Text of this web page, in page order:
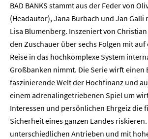
BAD BANKS stammt aus der Feder von
(Headautor), Jana Burbach und Jan Galli
Lisa Blumenberg. Inszeniert von
den Zuschauer über sechs Folgen mit auf
Reise in das hochkomplexe System
Großbanken nimmt. Die Serie wirft einen
faszinierende Welt der Hochfinanz und
einem adrenalingetriebenen Spiel um
Interessen und persönlichen Ehrgeiz die
Sicherheit eines ganzen Landes riskieren.
unterschiedlichen Antrieben und mit